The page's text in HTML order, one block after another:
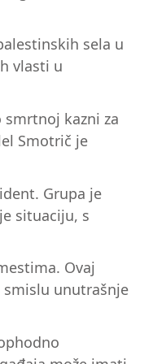
sela u
vlasti u
kazni za
Smotrič je
Grupa je
situaciju, s
Ovaj
smislu unutrašnje